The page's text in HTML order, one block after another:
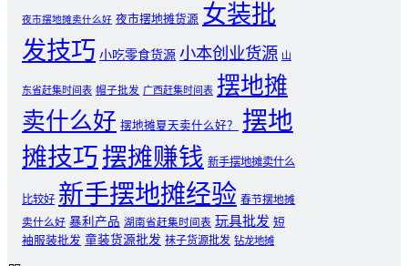
夜市摆地摊卖什么好 夜市摆地摊货源 女装批
发技巧 小吃零食货源 小本创业货源 山
东省赶集时间表 帽子批发 广西赶集时间表 摆地摊
卖什么好 摆地摊夏天卖什么好？
摆地
摊技巧 摆摊赚钱 新手摆地摊卖什么
比较好 新手摆地摊经验 春节摆地摊
卖什么好 暴利产品 湖南省赶集时间表 玩具批发 短
袖服装批发 童装货源批发 袜子货源批发 钻龙地摊